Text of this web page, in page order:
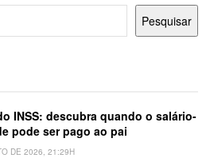
Pesquisar
INSS: descubra quando o salário-
pode ser pago ao pai
DE 2026, 21:29H